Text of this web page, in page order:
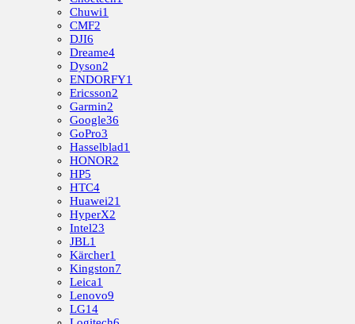
Chuwi1
CMF2
DJI6
Dreame4
Dyson2
ENDORFY1
Ericsson2
Garmin2
Google36
GoPro3
Hasselblad1
HONOR2
HP5
HTC4
Huawei21
HyperX2
Intel23
JBL1
Kärcher1
Kingston7
Leica1
Lenovo9
LG14